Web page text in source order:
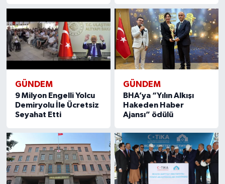
GÜNDEM
9 Milyon Engelli Yolcu
Demiryolu İle Ücretsiz
Seyahat Etti
GÜNDEM
BHA’ya “Yılın Alkışı
Hakeden Haber
Ajansı” ödülü